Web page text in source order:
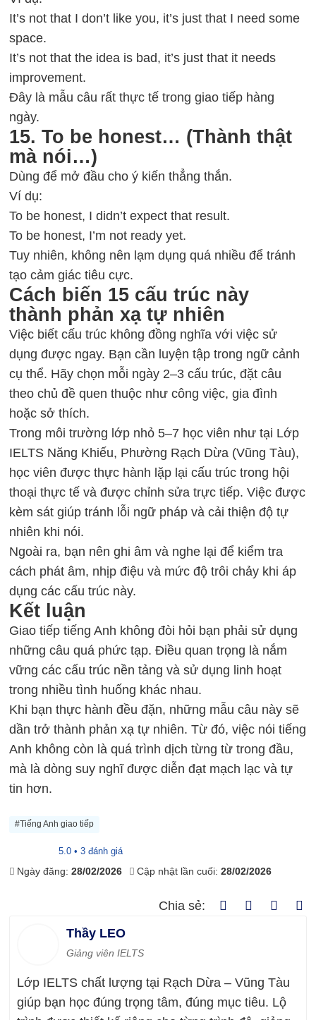
It’s not that I don’t like you, it’s just that I need some
space.
It’s not that the idea is bad, it’s just that it needs
improvement.
Đây là mẫu câu rất thực tế trong giao tiếp hàng
ngày.
15. To be honest… (Thành thật
mà nói…)
Dùng để mở đầu cho ý kiến thẳng thắn.
Ví dụ:
To be honest, I didn’t expect that result.
To be honest, I’m not ready yet.
Tuy nhiên, không nên lạm dụng quá nhiều để tránh
tạo cảm giác tiêu cực.
Cách biến 15 cấu trúc này
thành phản xạ tự nhiên
Việc biết cấu trúc không đồng nghĩa với việc sử
dụng được ngay. Bạn cần luyện tập trong ngữ cảnh
cụ thể. Hãy chọn mỗi ngày 2–3 cấu trúc, đặt câu
theo chủ đề quen thuộc như công việc, gia đình
hoặc sở thích.
Trong môi trường lớp nhỏ 5–7 học viên như tại Lớp
IELTS Năng Khiếu, Phường Rạch Dừa (Vũng Tàu),
học viên được thực hành lặp lại cấu trúc trong hội
thoại thực tế và được chỉnh sửa trực tiếp. Việc được
kèm sát giúp tránh lỗi ngữ pháp và cải thiện độ tự
nhiên khi nói.
Ngoài ra, bạn nên ghi âm và nghe lại để kiểm tra
cách phát âm, nhịp điệu và mức độ trôi chảy khi áp
dụng các cấu trúc này.
Kết luận
Giao tiếp tiếng Anh không đòi hỏi bạn phải sử dụng
những câu quá phức tạp. Điều quan trọng là nắm
vững các cấu trúc nền tảng và sử dụng linh hoạt
trong nhiều tình huống khác nhau.
Khi bạn thực hành đều đặn, những mẫu câu này sẽ
dần trở thành phản xạ tự nhiên. Từ đó, việc nói tiếng
Anh không còn là quá trình dịch từng từ trong đầu,
mà là dòng suy nghĩ được diễn đạt mạch lạc và tự
tin hơn.
#Tiếng Anh giao tiếp
5.0 • 3 đánh giá
Ngày đăng:28/02/2026 Cập nhật lần cuối:28/02/2026
Chia sẻ:
Thầy LEO
Giảng viên IELTS
Lớp IELTS chất lượng tại Rạch Dừa – Vũng Tàu
giúp bạn học đúng trọng tâm, đúng mục tiêu. Lộ